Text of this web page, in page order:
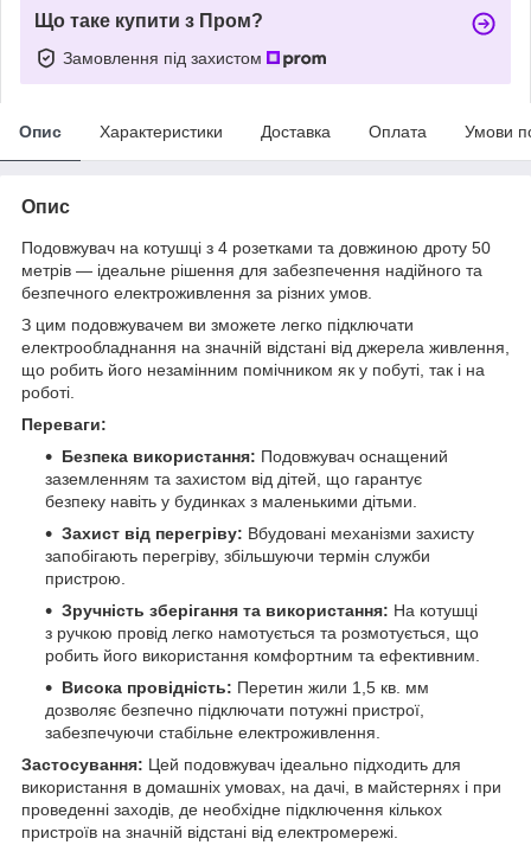
Що таке купити з Пром?
Замовлення під захистом
Опис Характеристики Доставка Оплата Умови
Опис
Подовжувач на котушці з 4 розетками та довжиною дроту 50
метрів — ідеальне рішення для забезпечення надійного та
безпечного електроживлення за різних умов.
З цим подовжувачем ви зможете легко підключати
електрообладнання на значній відстані від джерела живлення,
що робить його незамінним помічником як у побуті, так і на
роботі.
Переваги:
Безпека використання: Подовжувач оснащений
заземленням та захистом від дітей, що гарантує
безпеку навіть у будинках з маленькими дітьми.
Захист від перегріву: Вбудовані механізми захисту
запобігають перегріву, збільшуючи термін служби
пристрою.
Зручність зберігання та використання: На котушці
з ручкою провід легко намотується та розмотується, що
робить його використання комфортним та ефективним.
Висока провідність: Перетин жили 1,5 кв. мм
дозволяє безпечно підключати потужні пристрої,
забезпечуючи стабільне електроживлення.
Застосування: Цей подовжувач ідеально підходить для
використання в домашніх умовах, на дачі, в майстернях і при
проведенні заходів, де необхідне підключення кількох
пристроїв на значній відстані від електромережі.